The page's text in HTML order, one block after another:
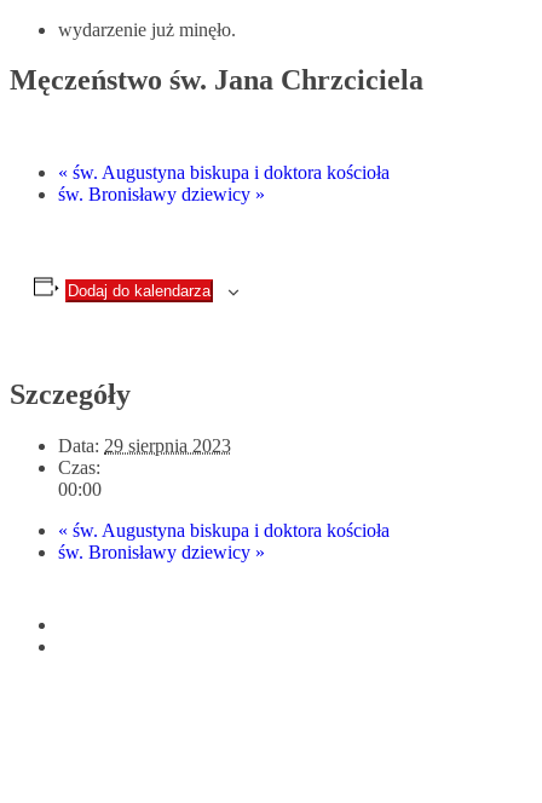
wydarzenie już minęło.
Męczeństwo św. Jana Chrzciciela
« św. Augustyna biskupa i doktora kościoła
św. Bronisławy dziewicy »
Dodaj do kalendarza
Szczegóły
Data: 29 sierpnia 2023
Czas:
00:00
« św. Augustyna biskupa i doktora kościoła
św. Bronisławy dziewicy »